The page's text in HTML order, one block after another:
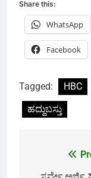
Share this:
WhatsApp
Facebook
Tagged: HBC
ಹದ್ದುಬಸ್ತು